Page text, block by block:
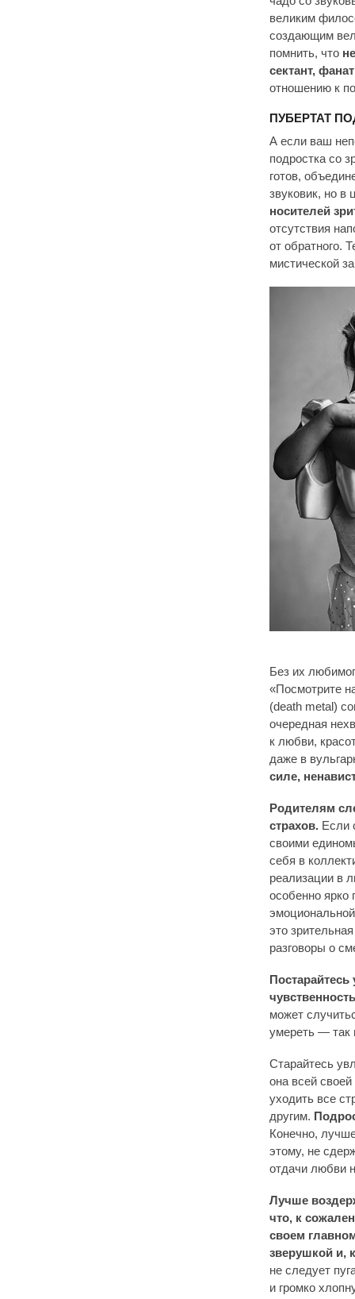
великим
создающим
помнить, что
сектант,
отношению к
ПУБЕРТАТ
А если ваш
подростка со
готов,
звуковик, но
носителей
отсутствия
от обратного.
мистической
Без их
«Посмотрите
(death metal)
очередная
к любви,
даже в
силе,
Родителям
страхов. Если
своими
себя в
реализации в
особенно ярко
это
разговоры о
может
умереть — так
Старайтесь
она всей
уходить все
другим.
Конечно,
этому, не
отдачи любви
Лучше
что, к
своем
зверушкой и,
не следует
и громко